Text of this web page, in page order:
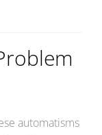
automatisms